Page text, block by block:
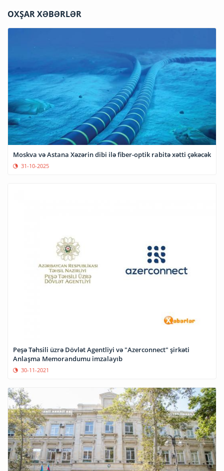
OXŞAR XƏBƏRLƏR
Moskva və Astana Xəzərin dibi ilə fiber-optik rabitə xətti çəkəcək
31-10-2025
Peşə Təhsili üzrə Dövlət Agentliyi və "Azerconnect" şirkəti
Anlaşma Memorandumu imzalayıb
30-11-2021